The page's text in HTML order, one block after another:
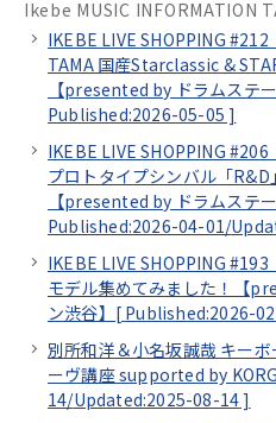
Ikebe MUSIC INFORMATION
IKEBE LIVE SHOPPING
TAMA 国産Starclassic &
【presented by ドラムステ
Published:2026-05-05 ]
IKEBE LIVE SHOPPING
プロトタイプシンバル「R&D
【presented by ドラムステ
Published:2026-04-01/
IKEBE LIVE SHOPPING
モデル集めてみました！【
ン渋谷】[ Published:2026-
別所和洋＆小名坂誠哉 キー
ーヴ講座 supported by
14/Updated:2025-08-14 ]